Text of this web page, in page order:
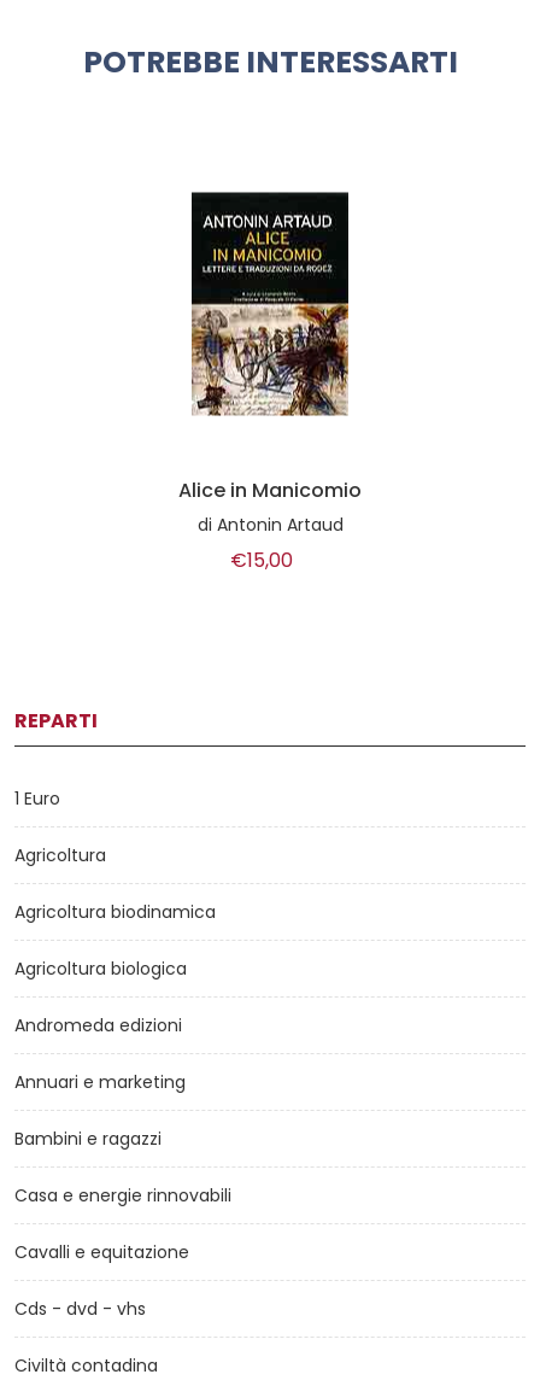
POTREBBE INTERESSARTI
Alice in Manicomio
di Antonin Artaud
€15,00
REPARTI
1 Euro
Agricoltura
Agricoltura biodinamica
Agricoltura biologica
Andromeda edizioni
Annuari e marketing
Bambini e ragazzi
Casa e energie rinnovabili
Cavalli e equitazione
Cds - dvd - vhs
Civiltà contadina